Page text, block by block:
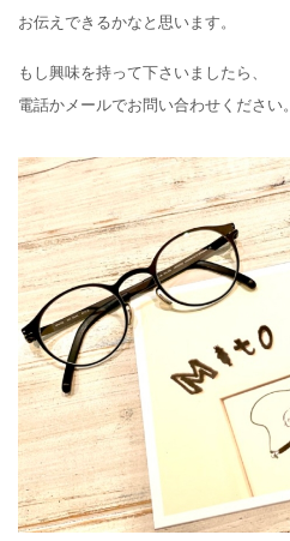
お伝えできるかなと思います。
もし興味を持って下さいましたら、
電話かメールでお問い合わせください。